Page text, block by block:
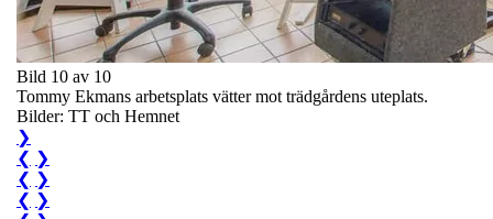
Bild 10 av 10
Tommy Ekmans arbetsplats vätter mot trädgårdens uteplats.
Bilder: TT och Hemnet
❯
❮ ❯
❮ ❯
❮ ❯